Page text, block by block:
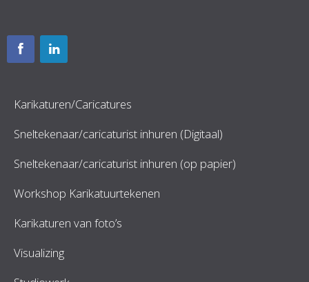
Karikaturen/Caricatures
Sneltekenaar/caricaturist inhuren (Digitaal)
Sneltekenaar/caricaturist inhuren (op papier)
Workshop Karikatuurtekenen
Karikaturen van foto’s
Visualizing